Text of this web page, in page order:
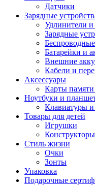
Датчики
Зарядные
Удлинители и
Зарядные
Батарейки и
Внешние
Кабели и
Аксессуары
Карты памяти
Ноутбуки и
Клавиатуры
Товары для детей
Игрушки
Конструкторы
Стиль жизни
Очки
Зонты
Упаковка
Подарочные